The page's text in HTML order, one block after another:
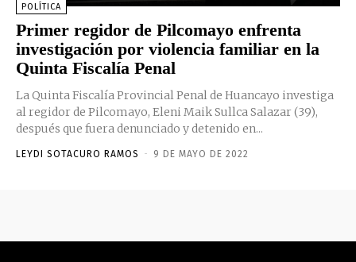
POLÍTICA
Primer regidor de Pilcomayo enfrenta
investigación por violencia familiar en la
Quinta Fiscalía Penal
La Quinta Fiscalía Provincial Penal de Huancayo investiga
al regidor de Pilcomayo, Eleni Maik Sullca Salazar (39),
después que fuera denunciado y detenido en...
LEYDI SOTACURO RAMOS - 9 DE MAYO DE 2022